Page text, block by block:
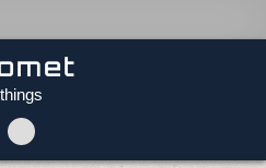
things